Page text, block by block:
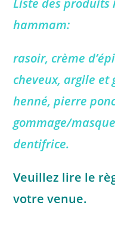
Liste des
hammam:
rasoir, crème
cheveux, argile et
henné,pierre
gommage/
dentifrice.
Veuillez lire le
votre venue.